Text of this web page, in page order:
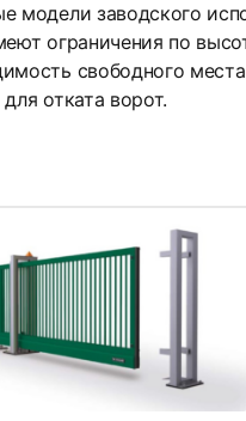
модели заводского
ограничения по
свободного
отката ворот.